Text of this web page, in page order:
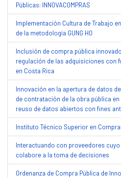
Públicas: INNOVACOMPRAS
Implementación Cultura de Trabajo
de la metodología GUNG HO
Inclusión de compra pública
regulación de las adquisiciones con
en Costa Rica
Innovación en la apertura de datos
de contratación de la obra pública en
reuso de datos abiertos con fines
Instituto Técnico Superior en
Interactuando con proveedores
colabore a la toma de decisiones
Ordenanza de Compra Pública de